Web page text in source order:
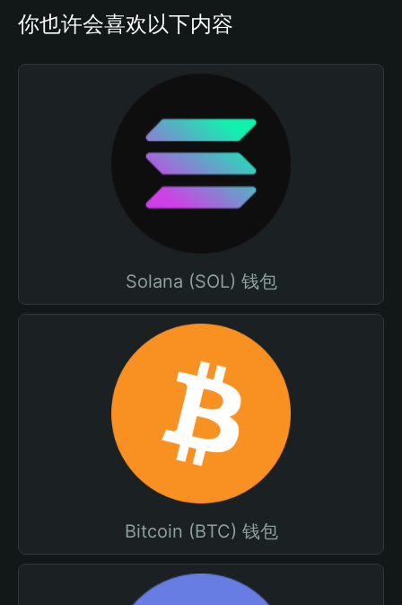
你也许会喜欢以下内容
Solana (SOL) 钱包
Bitcoin (BTC) 钱包